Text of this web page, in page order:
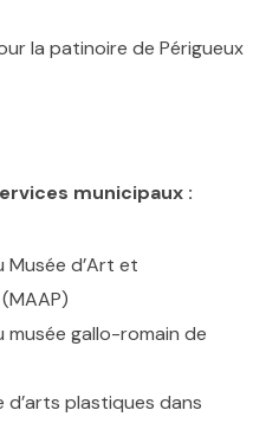
la patinoire de Périgueux
municipaux :
Musée d’Art et
musée gallo-romain de
plastiques dans